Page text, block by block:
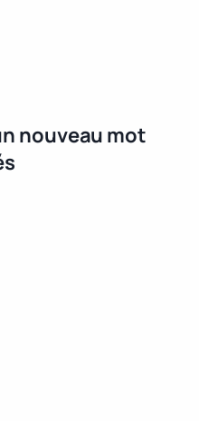
nouveau mot